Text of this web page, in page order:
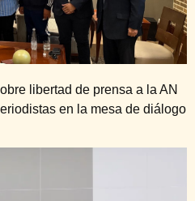
libertad de prensa a la AN
en la mesa de diálogo